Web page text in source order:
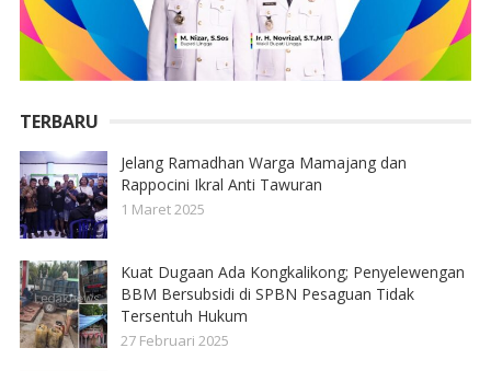
TERBARU
Jelang Ramadhan Warga Mamajang dan
Rappocini Ikral Anti Tawuran
1 Maret 2025
Kuat Dugaan Ada Kongkalikong; Penyelewengan
BBM Bersubsidi di SPBN Pesaguan Tidak
Tersentuh Hukum
27 Februari 2025